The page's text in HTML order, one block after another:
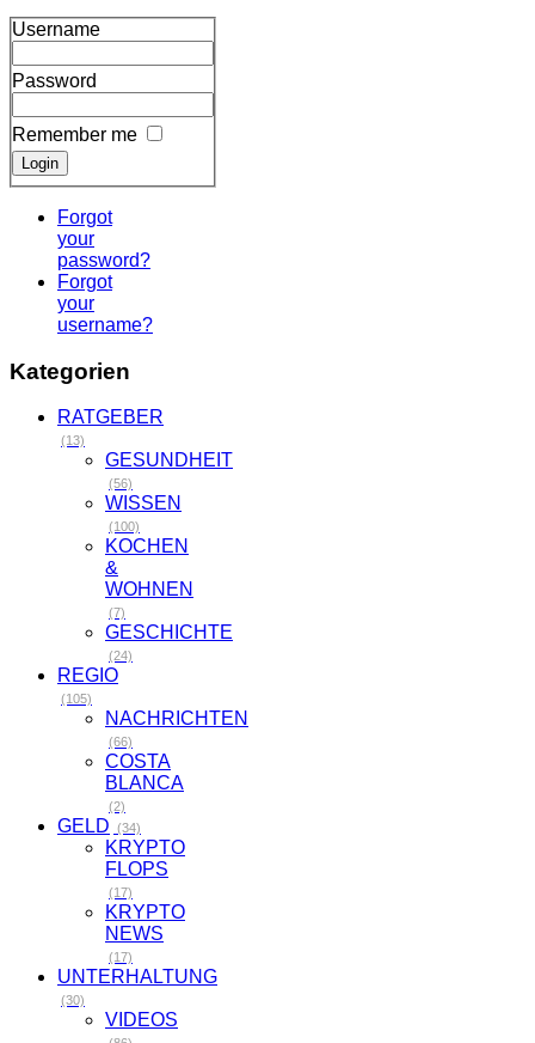
Username
Password
Remember me
Forgot
your
password?
Forgot
your
username?
Kategorien
RATGEBER
(13)
GESUNDHEIT
(56)
WISSEN
(100)
KOCHEN
&
WOHNEN
(7)
GESCHICHTE
(24)
REGIO
(105)
NACHRICHTEN
(66)
COSTA
BLANCA
(2)
GELD (34)
KRYPTO
FLOPS
(17)
KRYPTO
NEWS
(17)
UNTERHALTUNG
(30)
VIDEOS